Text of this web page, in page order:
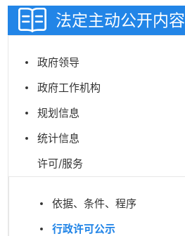
法定主动公开内容
政府领导
政府工作机构
规划信息
统计信息
许可/服务
依据、条件、程序
行政许可公示